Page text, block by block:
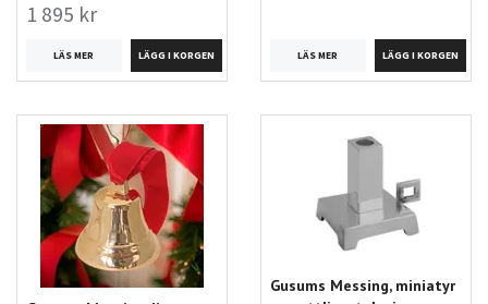
1 895 kr
LÄS MER LÄS MER
Gusums Messing, miniatyr